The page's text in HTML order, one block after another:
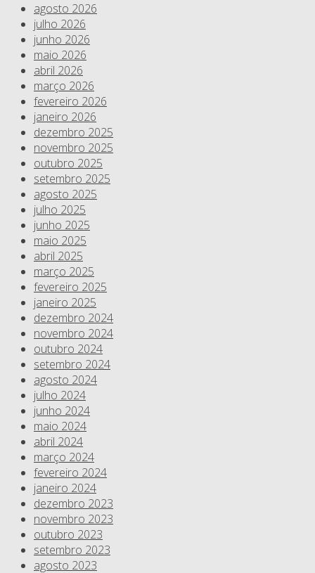
agosto 2026
julho 2026
junho 2026
maio 2026
abril 2026
março 2026
fevereiro 2026
janeiro 2026
dezembro 2025
novembro 2025
outubro 2025
setembro 2025
agosto 2025
julho 2025
junho 2025
maio 2025
abril 2025
março 2025
fevereiro 2025
janeiro 2025
dezembro 2024
novembro 2024
outubro 2024
setembro 2024
agosto 2024
julho 2024
junho 2024
maio 2024
abril 2024
março 2024
fevereiro 2024
janeiro 2024
dezembro 2023
novembro 2023
outubro 2023
setembro 2023
agosto 2023